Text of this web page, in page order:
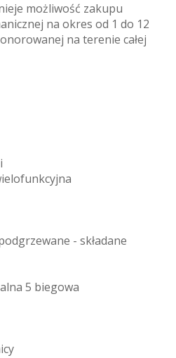
możliwość zakupu
na okres od 1 do 12
na terenie całej
- składane
5 biegowa